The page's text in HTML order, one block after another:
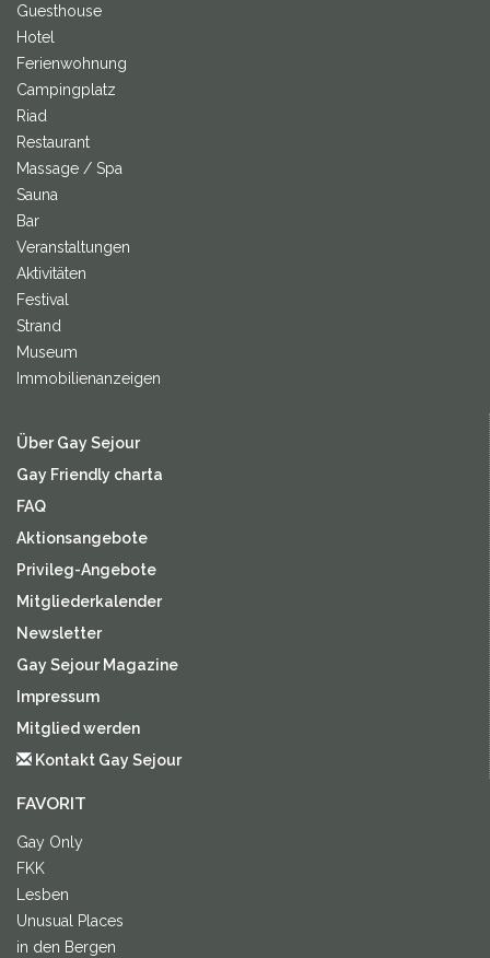
Guesthouse
Hotel
Ferienwohnung
Campingplatz
Riad
Restaurant
Massage / Spa
Sauna
Bar
Veranstaltungen
Aktivitäten
Festival
Strand
Museum
Immobilienanzeigen
Über Gay Sejour
Gay Friendly charta
FAQ
Aktionsangebote
Privileg-Angebote
Mitgliederkalender
Newsletter
Gay Sejour Magazine
Impressum
Mitglied werden
Kontakt Gay Sejour
FAVORIT
Gay Only
FKK
Lesben
Unusual Places
in den Bergen